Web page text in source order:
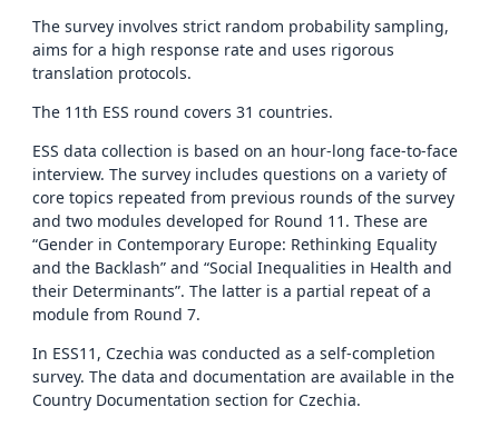
The survey involves strict random probability sampling,
aims for a high response rate and uses rigorous
translation protocols.
The 11th ESS round covers 31 countries.
ESS data collection is based on an hour-long face-to-face
interview. The survey includes questions on a variety of
core topics repeated from previous rounds of the survey
and two modules developed for Round 11. These are
“Gender in Contemporary Europe: Rethinking Equality
and the Backlash” and “Social Inequalities in Health and
their Determinants”. The latter is a partial repeat of a
module from Round 7.
In ESS11, Czechia was conducted as a self-completion
survey. The data and documentation are available in the
Country Documentation section for Czechia.